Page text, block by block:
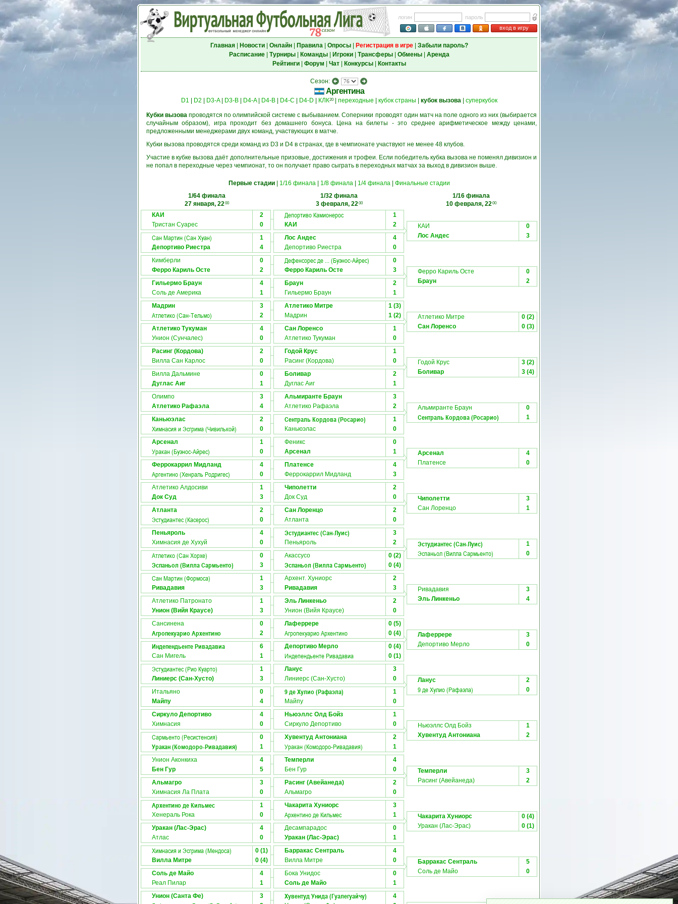
логин
пароль
вход в игру
Главная| Новости| Онлайн| Правила| Опросы| Регистрация в игре| Забыли пароль?
Расписание| Турниры| Команды| Игроки| Трансферы| Обмены| Аренда
Рейтинги| Форум Чат| Конкурсы| Контакты
Сезон:
Аргентина
D1 D2 D3-A| D3-B| D4-A| D4-B| D4-C D4-D КЛК20| переходные кубок страны кубок вызова| суперкубок
Кубки вызова проводятся по олимпийской системе с выбыванием. Соперники проводят один матч на поле одного из них (выбирается
случайным образом), игра проходит без домашнего бонуса. Цена на билеты - это среднее арифметическое между ценами,
предложенными менеджерами двух команд, участвующих в матче.
Кубки вызова проводятся среди команд из D3 и D4 в странах, где в чемпионате участвуют не менее 48 клубов.
Участие в кубке вызова даёт дополнительные призовые, достижения и трофеи. Если победитель кубка вызова не поменял дивизион и
не попал в переходные через чемпионат, то он получает право сыграть в переходных матчах за выход в дивизион выше.
Первые стадии| 1/16 финала| 1/8 финала| 1/4 финала| Финальные стадии
1/64 финала
27 января, 2200
1/32 финала
3 февраля, 2200
1/16 финала
10 февраля, 2200
КАИ
2
Тристан Суарес
0
Депортиво Камионерос
1
КАИ
2 КАИ
0
Лос Андес
3
Сан Мартин (Сан Хуан)
1
Депортиво Риестра
4
Лос Андес
4
Депортиво Риестра
0
Кимберли
0
Ферро Кариль Осте
2
Дефенсорес де ... (Буэнос-Айрес)
0
Ферро Кариль Осте
3 Ферро Кариль Осте
0
Браун
2
Гильермо Браун
4
Соль де Америка
1
Браун
2
Гильермо Браун
1
Мадрин
3
Атлетико (Сан-Тельмо) 2
Атлетико Митре
1 (3)
Мадрин
1 (2) Атлетико Митре
0 (2)
Сан Лоренсо
0 (3)
Атлетико Тукуман
4
Унион (Сунчалес)
0
Сан Лоренсо
1
Атлетико Тукуман
0
Расинг (Кордова)
2
Вилла Сан Карлос
0
Годой Крус
1
Расинг (Кордова)
0 Годой Крус
3 (2)
Боливар
3 (4)
Вилла Дальмине
0
Дуглас Аиг
1
Боливар
2
Дуглас Аиг
1
Олимпо
3
Атлетико Рафаэла
4
Альмиранте Браун
3
Атлетико Рафаэла
2 Альмиранте Браун 0
Сентраль Кордова (Росарио) 1
Каньюэлас 2
Химнасия и Эсгрима (Чивилькой) 0
Сентраль Кордова (Росарио)
1
Каньюэлас
0
Арсенал
1
Уракан (Буэнос-Айрес) 0
Феникс
0
Арсенал
1 Арсенал
4
Платенсе
0
Феррокаррил Мидланд 4
Аргентино (Хенраль Родригес) 0
Платенсе
4
Феррокаррил Мидланд
3
Атлетико Алдосиви
1
Док Суд
3
Чиполетти
2
Док Суд
0 Чиполетти
3
Сан Лоренцо
1
Атланта 2
Эстудиантес (Касерос) 0
Сан Лоренцо
2
Атланта
0
Пеньяроль
4
Химнасия де Хухуй
0
Эстудиантес (Сан-Луис)
3
Пеньяроль
2 Эстудиантес (Сан-Луис) 1
Эспаньол (Вилла Сармьенто) 0
Атлетико (Сан Хорхе) 0
Эспаньол (Вилла Сармьенто) 3
Акассусо 0 (2)
Эспаньол (Вилла Сармьенто) 0 (4)
Сан Мартин (Формоса)
1
Ривадавия
3
Архент. Хуниорс
2
Ривадавия
3 Ривадавия
3
Эль Линкеньо
4
Атлетико Патронато
1
Унион (Вийя Краусе)
3
Эль Линкеньо
2
Унион (Вийя Краусе)
0
Сансинена
0
Агропекуарио Архентино 2
Лаферрере 0 (5)
Агропекуарио Архентино 0 (4) Лаферрере
3
Депортиво Мерло
0
Индепендьенте Ривадавиа
6
Сан Мигель
1
Депортиво Мерло 0 (4)
Индепендьенте Ривадавиа 0 (1)
Эстудиантес (Рио Куарто)
1
Линиерс (Сан-Хусто)
3
Ланус
3
Линиерс (Сан-Хусто)
0 Ланус 2
9 де Хулио (Рафаэла) 0
Итальяно
0
Майпу
4
9 де Хулио (Рафаэла)
1
Майпу
0
Сиркуло Депортиво
4
Химнасия
0
Ньюэллс Олд Бойз
1
Сиркуло Депортиво
0 Ньюэллс Олд Бойз
1
Хувентуд Антониана
2
Сармьенто (Ресистенсия) 0
Уракан (Комодоро-Ривадавия) 1
Хувентуд Антониана 2
Уракан (Комодоро-Ривадавия)
1
Унион Аконкиха
4
Бен Гур
5
Темперли
4
Бен Гур
0 Темперли
3
Расинг (Авейанеда)
2
Альмагро
3
Химнасия Ла Плата
0
Расинг (Авейанеда)
2
Альмагро
0
Архентино де Кильмес
1
Хенераль Рока
0
Чакарита Хуниорс 3
Архентино де Кильмес 1 Чакарита Хуниорс
0 (4)
Уракан (Лас-Эрас)
0 (1)
Уракан (Лас-Эрас)
4
Атлас
0
Десампарадос
0
Уракан (Лас-Эрас)
1
Химнасия и Эсгрима (Мендоса)
0 (1)
Вилла Митре
0 (4)
Барракас Сентраль
4
Вилла Митре
0 Барракас Сентраль
5
Соль де Майо
0
Соль де Майо
4
Реал Пилар
1
Бока Унидос
0
Соль де Майо
1
Унион (Санта Фе)
3 Хувентуд Унида (Гуалегуайчу)
4